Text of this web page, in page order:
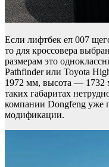
Если лифтбек eπ 007
то для кроссовера
размерам это
Pathfinder или Toyota
1972 мм, высота — 1732
таких габаритах
компании Dongfeng уже
модификации.